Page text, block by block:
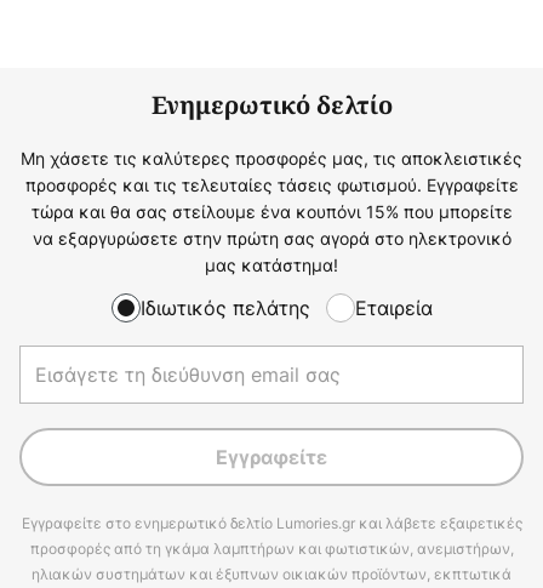
Ενημερωτικό δελτίο
Μη χάσετε τις καλύτερες προσφορές μας, τις αποκλειστικές
προσφορές και τις τελευταίες τάσεις φωτισμού. Εγγραφείτε
τώρα και θα σας στείλουμε ένα κουπόνι 15% που μπορείτε
να εξαργυρώσετε στην πρώτη σας αγορά στο ηλεκτρονικό
μας κατάστημα!
Ιδιωτικός πελάτης Εταιρεία
Εγγραφείτε
Εγγραφείτε στο ενημερωτικό δελτίο Lumories.gr και λάβετε εξαιρετικές
προσφορές από τη γκάμα λαμπτήρων και φωτιστικών, ανεμιστήρων,
ηλιακών συστημάτων και έξυπνων οικιακών προϊόντων, εκπτωτικά